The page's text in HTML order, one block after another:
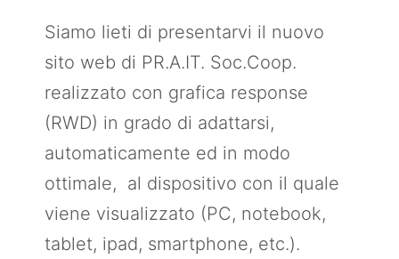
Siamo lieti di presentarvi il nuovo
sito web di PR.A.IT. Soc.Coop.
realizzato con grafica response
(RWD) in grado di adattarsi,
automaticamente ed in modo
ottimale, al dispositivo con il quale
viene visualizzato (PC, notebook,
tablet, ipad, smartphone, etc.).